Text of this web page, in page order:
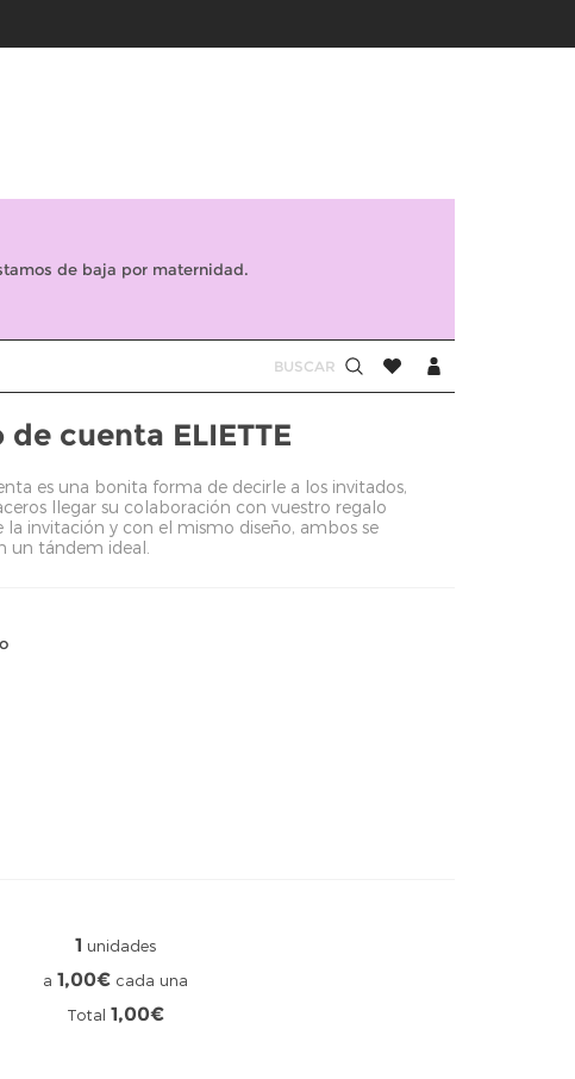
de baja por maternidad.
cuenta ELIETTE
es una bonita forma de decirle a los invitados,
llegar su colaboración con vuestro regalo
invitación y con el mismo diseño, ambos se
un tándem ideal.
1 unidades
a 1,00€cada una
Total 1,00€